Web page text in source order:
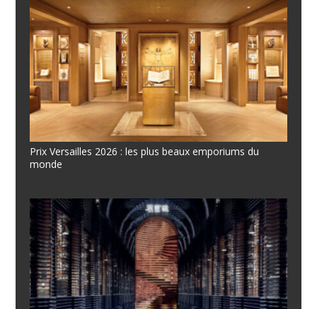
Prix Versailles 2026 : les plus beaux emporiums du
monde